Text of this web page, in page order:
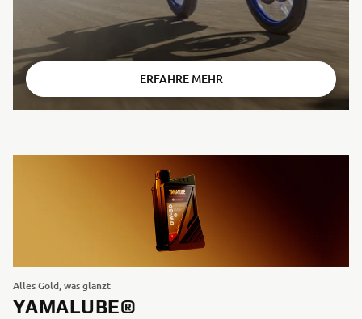
ERFAHRE MEHR
Alles Gold, was glänzt
YAMALUBE®